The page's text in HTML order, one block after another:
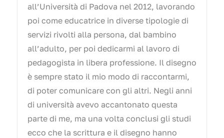
all’Università di Padova nel 2012, lavorando
poi come educatrice in diverse tipologie di
servizi rivolti alla persona, dal bambino
all’adulto, per poi dedicarmi al lavoro di
pedagogista in libera professione. Il disegno
è sempre stato il mio modo di raccontarmi,
di poter comunicare con gli altri. Negli anni
di università avevo accantonato questa
parte di me, ma una volta conclusi gli studi
ecco che la scrittura e il disegno hanno